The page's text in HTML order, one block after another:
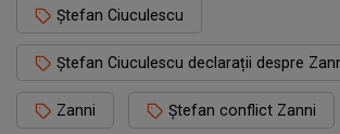
Ștefan Ciuculescu
Ștefan Ciuculescu declarații despre
Zanni Ștefan conflict Zanni